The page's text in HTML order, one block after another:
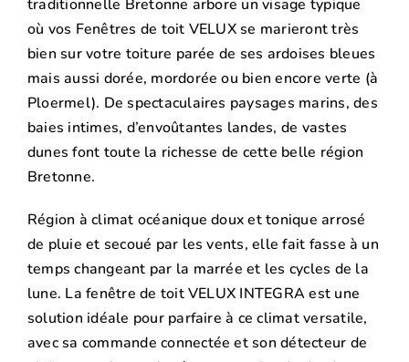
traditionnelle Bretonne arbore un visage typique
où vos Fenêtres de toit VELUX se marieront très
bien sur votre toiture parée de ses ardoises bleues
mais aussi dorée, mordorée ou bien encore verte (à
Ploermel). De spectaculaires paysages marins, des
baies intimes, d’envoûtantes landes, de vastes
dunes font toute la richesse de cette belle région
Bretonne.
Région à climat océanique doux et tonique arrosé
de pluie et secoué par les vents, elle fait fasse à un
temps changeant par la marrée et les cycles de la
lune. La fenêtre de toit VELUX INTEGRA est une
solution idéale pour parfaire à ce climat versatile,
avec sa commande connectée et son détecteur de